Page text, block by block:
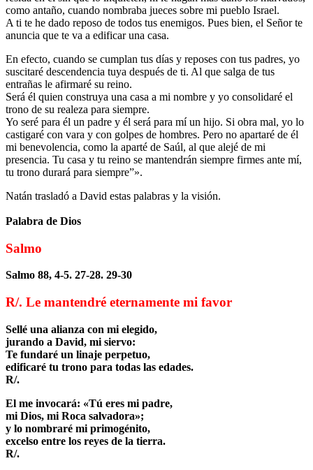
como antaño, cuando nombraba jueces sobre mi pueblo Israel.
A ti te he dado reposo de todos tus enemigos. Pues bien, el Señor te
anuncia que te va a edificar una casa.
En efecto, cuando se cumplan tus días y reposes con tus padres, yo
suscitaré descendencia tuya después de ti. Al que salga de tus
entrañas le afirmaré su reino.
Será él quien construya una casa a mi nombre y yo consolidaré el
trono de su realeza para siempre.
Yo seré para él un padre y él será para mí un hijo. Si obra mal, yo lo
castigaré con vara y con golpes de hombres. Pero no apartaré de él
mi benevolencia, como la aparté de Saúl, al que alejé de mi
presencia. Tu casa y tu reino se mantendrán siempre firmes ante mí,
tu trono durará para siempre”».
Natán trasladó a David estas palabras y la visión.
Palabra de Dios
Salmo
Salmo 88, 4-5. 27-28. 29-30
R/. Le mantendré eternamente mi favor
Sellé una alianza con mi elegido,
jurando a David, mi siervo:
Te fundaré un linaje perpetuo,
edificaré tu trono para todas las edades.
R/.
El me invocará: «Tú eres mi padre,
mi Dios, mi Roca salvadora»;
y lo nombraré mi primogénito,
excelso entre los reyes de la tierra.
R/.